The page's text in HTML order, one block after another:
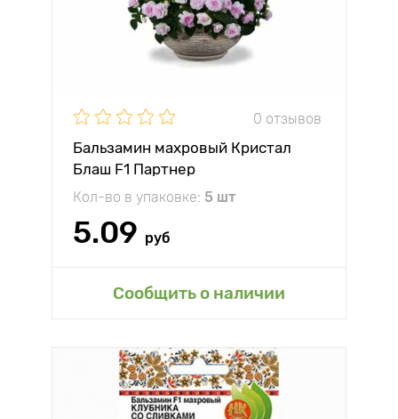
0 отзывов
Бальзамин махровый Кристал
Блаш F1 Партнер
Кол-во в упаковке: 5 шт
5.09 руб
Сообщить о наличии